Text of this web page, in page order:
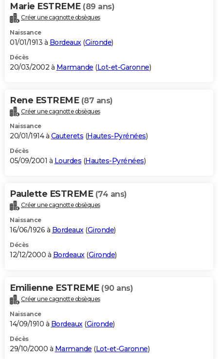
Marie ESTREME (89 ans)
Créer une cagnotte obsèques
Naissance
01/01/1913 à Bordeaux (Gironde)
Décès
20/03/2002 à Marmande (Lot-et-Garonne)
Rene ESTREME (87 ans)
Créer une cagnotte obsèques
Naissance
20/01/1914 à Cauterets (Hautes-Pyrénées)
Décès
05/09/2001 à Lourdes (Hautes-Pyrénées)
Paulette ESTREME (74 ans)
Créer une cagnotte obsèques
Naissance
16/06/1926 à Bordeaux(Gironde)
Décès
12/12/2000 à Bordeaux(Gironde)
Emilienne ESTREME (90 ans)
Créer une cagnotte obsèques
Naissance
14/09/1910 à Bordeaux(Gironde)
Décès
29/10/2000 à Marmande (Lot-et-Garonne)